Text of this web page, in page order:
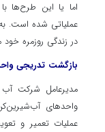
اما یا این طرح‌ها
عملیاتی شده است.
در زندگی روزمره
بازگشت تدریجی
مدیرعامل شرکت آب
واحدهای
عملیات تعمیر و